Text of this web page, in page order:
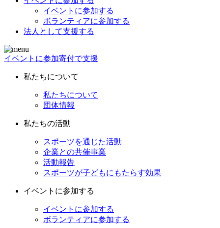
イベントに参加する
ボランティアに参加する
法人として支援する
イベントに参加寄付で支援
私たちについて
私たちについて
団体情報
私たちの活動
スポーツを通じた活動
企業との共催事業
活動報告
スポーツが子どもにもたらす効果
イベントに参加する
イベントに参加する
ボランティアに参加する